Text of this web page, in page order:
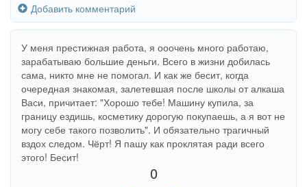
Добавить комментарий
У меня престижная работа, я ооочень много работаю,
зарабатываю большие деньги. Всего в жизни добилась
сама, никто мне не помогал. И как же бесит, когда
очередная знакомая, залетевшая после школы от алкаша
Васи, причитает: "Хорошо тебе! Машину купила, за
границу ездишь, косметику дорогую покупаешь, а я вот не
могу себе такого позволить". И обязательно трагичный
вздох следом. Чёрт! Я пашу как проклятая ради всего
этого! Бесит!
0